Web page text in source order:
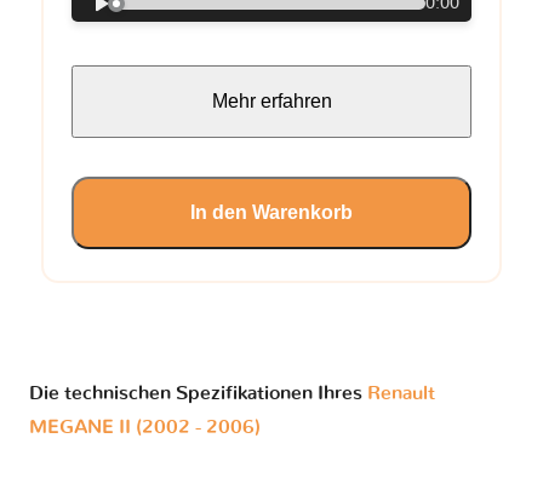
Mehr erfahren
In den Warenkorb
Die technischen Spezifikationen Ihres Renault
MEGANE II (2002 - 2006)